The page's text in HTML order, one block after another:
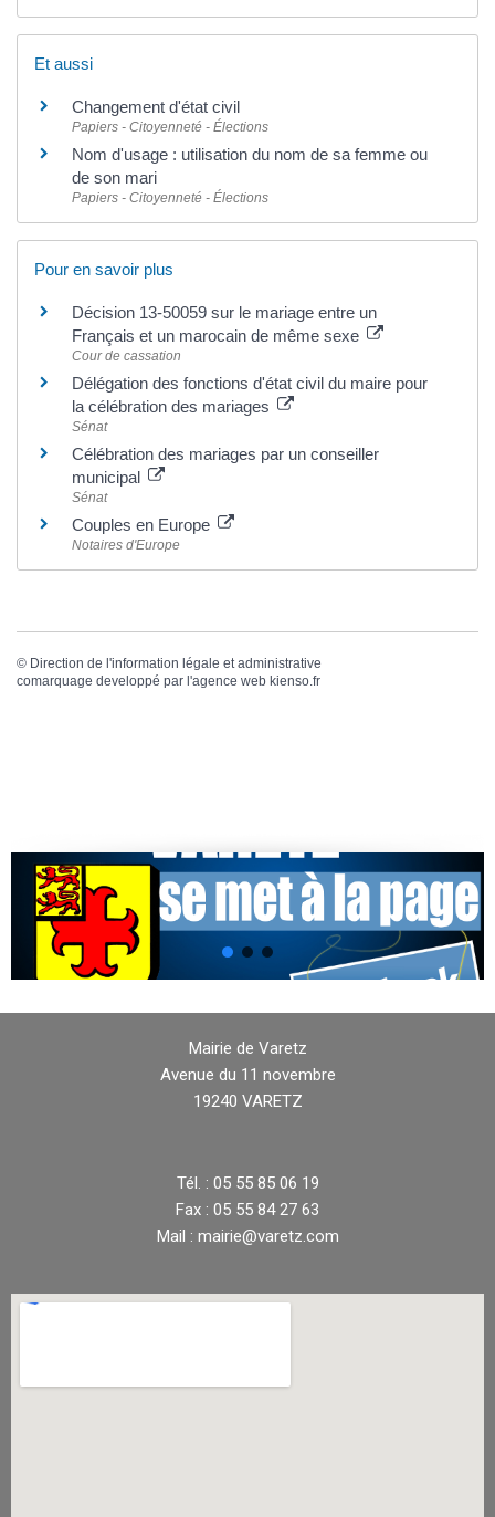
Et aussi
Changement d'état civil
Papiers - Citoyenneté - Élections
Nom d'usage : utilisation du nom de sa femme ou
de son mari
Papiers - Citoyenneté - Élections
Pour en savoir plus
Décision 13-50059 sur le mariage entre un
Français et un marocain de même sexe
Cour de cassation
Délégation des fonctions d'état civil du maire pour
la célébration des mariages
Sénat
Célébration des mariages par un conseiller
municipal
Sénat
Couples en Europe
Notaires d'Europe
© Direction de l'information légale et administrative
comarquage developpé par l'agence web kienso.fr
Mairie de Varetz
Avenue du 11 novembre
19240 VARETZ
Tél. : 05 55 85 06 19
Fax : 05 55 84 27 63
Mail : mairie@varetz.com